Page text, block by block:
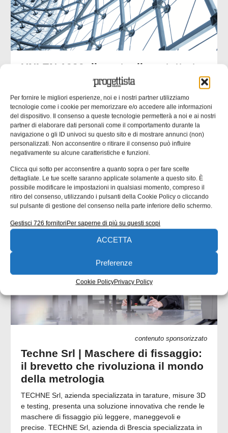
Per fornire le migliori esperienze, noi e i nostri partner utilizziamo
tecnologie come i cookie per memorizzare e/o accedere alle informazioni
del dispositivo. Il consenso a queste tecnologie permetterà a noi e ai nostri
partner di elaborare dati personali come il comportamento durante la
navigazione o gli ID univoci su questo sito e di mostrare annunci (non)
personalizzati. Non acconsentire o ritirare il consenso può influire
negativamente su alcune caratteristiche e funzioni.
Clicca qui sotto per acconsentire a quanto sopra o per fare scelte
dettagliate. Le tue scelte saranno applicate solamente a questo sito. È
possibile modificare le impostazioni in qualsiasi momento, compreso il
ritiro del consenso, utilizzando i pulsanti della Cookie Policy o cliccando
sul pulsante di gestione del consenso nella parte inferiore dello schermo.
Gestisci 726 fornitoriPer saperne di più su questi scopi
ACCETTA
Preferenze
Cookie PolicyPrivacy Policy
UNI EN 1090: il punto di contatto tra
progettazione ed esecuzione
Molte non conformità nascono da informazioni incomplete
o ambigue negli elaborati progettuali. nella seconda parte
dell’approfondimento inaugurato un mese fa ci
concentriamo su un’analisi delle responsabilità tecniche
che collegano progettista, officina e coordinatore di
saldatura. Una quota rilevante delle non
Emanuela Bianchi 24/07/2026
contenuto sponsorizzato
Techne Srl | Maschere di fissaggio:
il brevetto che rivoluziona il mondo
della metrologia
TECHNE Srl, azienda specializzata in tarature, misure 3D
e testing, presenta una soluzione innovativa che rende le
maschere di fissaggio più leggere, maneggevoli e
precise. TECHNE Srl, azienda di Brescia specializzata in